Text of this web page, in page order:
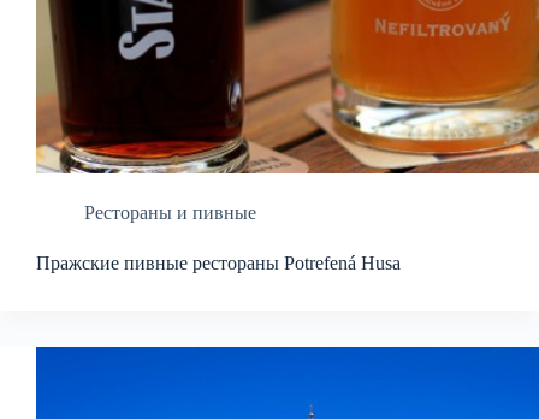
Рестораны и пивные
Пражские пивные рестораны Potrefená Husa